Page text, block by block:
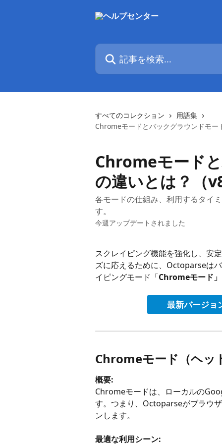
記事を検索...
すべてのコレクション
用語集
Chromeモードとバックグラウンドモ
Chromeモード
の違いとは？（
各モードの仕組み、利用するタイ
す。
今週アップデートされました
スクレイピング機能を強化し、安
ズに応えるために、Octoparseは
イピングモード「Chromeモード」
最新バージョ
Chromeモード（ヘッ
概要:
Chromeモードは、ローカルの
す。つまり、Octoparseがブラウ
ンします。
最適な利用シーン: